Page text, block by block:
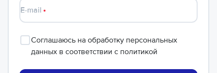
E-mail
Соглашаюсь на обработку персональных
данных в соответствии с политикой